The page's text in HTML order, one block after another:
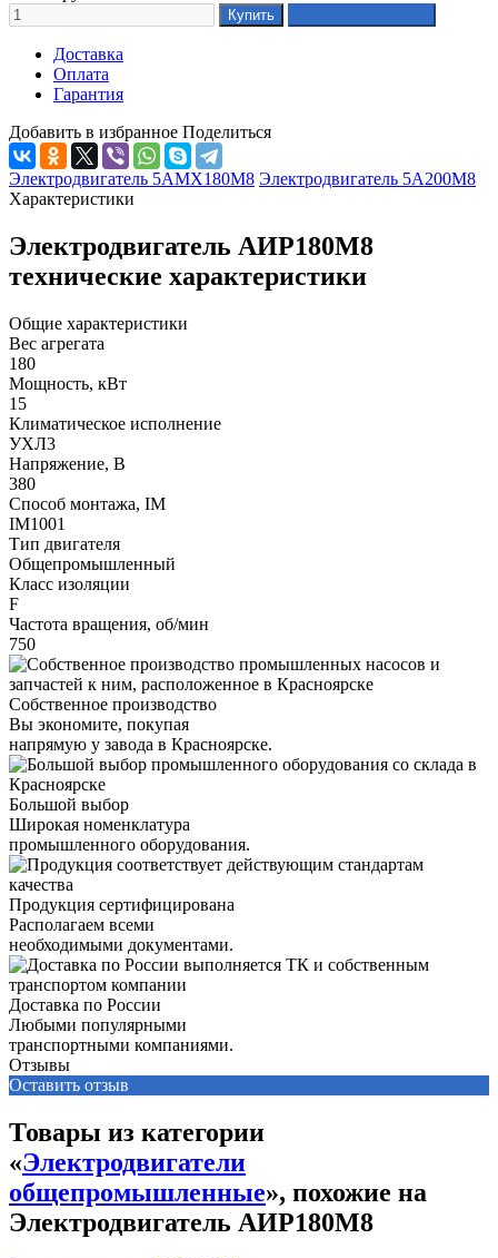
Доставка
Оплата
Гарантия
Добавить в избранное Поделиться
Электродвигатель 5АМХ180М8 Электродвигатель 5А200М8
Характеристики
Электродвигатель АИР180М8
технические характеристики
Общие характеристики
Вес агрегата
180
Мощность, кВт
15
Климатическое исполнение
УХЛ3
Напряжение, В
380
Способ монтажа, IM
IM1001
Тип двигателя
Общепромышленный
Класс изоляции
F
Частота вращения, об/мин
750
Собственное производство
Вы экономите, покупая
напрямую у завода в Красноярске.
Большой выбор
Широкая номенклатура
промышленного оборудования.
Продукция сертифицирована
Располагаем всеми
необходимыми документами.
Доставка по России
Любыми популярными
транспортными компаниями.
Отзывы
Оставить отзыв
Товары из категории
«Электродвигатели
общепромышленные», похожие на
Электродвигатель АИР180М8